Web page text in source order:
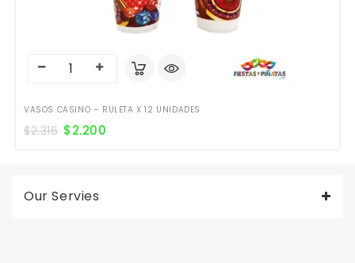
VASOS CASINO – RULETA X 12 UNIDADES
$2.316 $2.200
Our Servies